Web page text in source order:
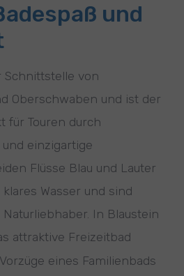
und
Schnittstelle von
Oberschwaben und ist der
für Touren durch
einzigartige
Flüsse Blau und Lauter
Wasser und sind
In Blaustein
attraktive Freizeitbad
eines Familienbads